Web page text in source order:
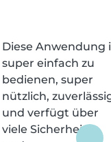
Diese Anwendung
super einfach zu
bedienen, super
nützlich,
und verfügt über
viele Sicherheits-